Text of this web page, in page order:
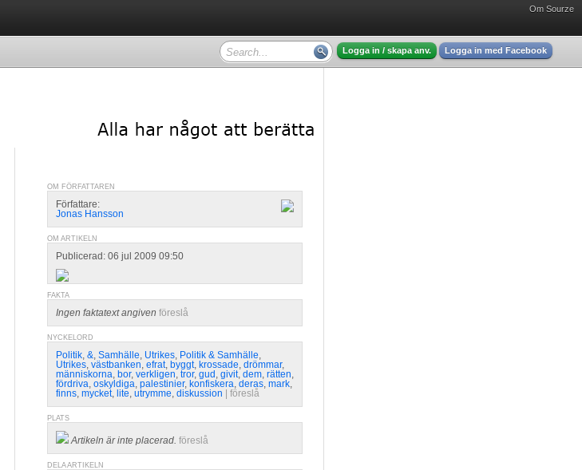
Om Sourze
Logga in / skapa anv. Logga in med Facebook
OM FÖRFATTAREN
Författare:
Jonas Hansson
OM ARTIKELN
Publicerad: 06 jul 2009 09:50
FAKTA
Ingen faktatext angiven föreslå
NYCKELORD
Politik, &, Samhälle, Utrikes, Politik & Samhälle,
Utrikes, västbanken, efrat, byggt, krossade, drömmar,
människorna, bor, verkligen, tror, gud , givit, dem, rätten,
fördriva, oskyldiga, palestinier, konfiskera, deras, mark,
finns, mycket, lite, utrymme, diskussion föreslå
PLATS
Artikeln är inte placerad. föreslå
DELA ARTIKELN